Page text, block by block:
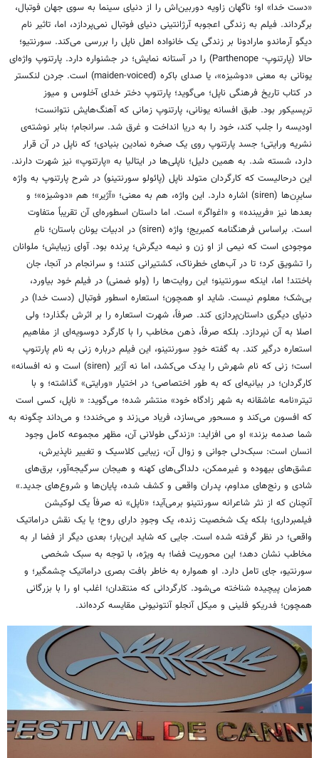
«دست خدا» او؛ ناگهان زاویه دوربین‌اش را از دنیای سینما به سوی جهان فوتبال،
برگرداند. فیلم به زندگی اعجوبه آرژانتینی دنیای فوتبال نمی‌پردازد، اما، تاثیر نام
دیگو آرماندو مارادونا بر زندگی یک خانواده اهل ناپل را بررسی می‌کند. سورنتیو؛
حالا (پارتنوپ- Parthenope) را در آستانه نمایش؛ در جشنواره دارد. پارتنوپ واژه‌ای
یونانی به معنی «دوشیزه»، یا صدای باکره (maiden-voiced) است. جردن لنکستر
در کتاب تاریخ فرهنگی ناپل؛ می‌گوید؛ پارتنوپ دختر خدای آخلوس و میوز
ترپسیکور بود. طبق افسانه یونانی، پارتنوپ زمانی که آهنگ‌هایش نتوانست؛
اودیسه را جلب کند، خود را به دریا انداخت و غرق شد. سرانجام؛ بنابر نوشته‌ی
نشریه ورایتی؛ جسد پارتنوپ روی یک صخره نمادین بنیادی؛ که ناپل در آن قرار
دارد، شسته شد. به همین دلیل؛ ناپلی‌ها در ایتالیا به «پارتنوپ» نیز شهرت دارند.
این درحالیست که کارگردان متولد ناپل (پائولو سورنتینو) در شرح پارتنوپ به واژه
سایرِن‌ها (siren) اشاره دارد. این واژه، هم به معنی؛ «آژیر»؛ هم «دوشیزه»؛ و
بعدها نیز «فریبنده» و «اغواگر» است. اما داستان اسطوره‌ای آن تقریباً متفاوت
است. براساس فرهنگنامه کمبریج؛ واژه (siren) در ادبیات یونان باستان؛ نامِ
موجودی است که نیمی از او زن و نیمه دیگرش؛ پرنده بود. آوای زیبایش؛ ملوانان
را تشویق کرد؛ تا در آب‌های خطرناک، کشتیرانی کنند؛ و سرانجام در آنجا، جان
باختند! اما، اینکه سورنتینو؛ این روایت‌ها را (ولو ضمنی) در فیلم خود بیاورد،
بی‌شک؛ معلوم نیست. شاید او همچون؛ استعاره اسطور فوتبال (دست خدا) در
دنیای دیگری داستان‌پردازی کند. صرفاً، شهرت استعاره را بر اثرش بگذارد؛ ولی
اصلا به آن نپردازد. بلکه صرفاً، ذهن مخاطب را با کارگرد دوسویه‌ای از مفاهیم
استعاره درگیر کند. به گفته خودِ سورنتینو، این فیلم درباره زنی به نام پارتنوپ
است؛ زنی که نام شهرش را یدک می‌کشد، اما نه آژیر (siren) است و نه افسانه»
کارگردان؛ در بیانیه‌ای که به طور اختصاصی؛ در اختیار «ورایتی» گذاشته؛ و با
تیتر«نامه عاشقانه به شهر زادگاه خود» منتشر شده؛ می‌گوید: « ناپل، کسی است
که افسون می‌کند و مسحور می‌سازد، فریاد می‌زند و می‌خندد؛ و می‌داند چگونه به
شما صدمه بزند» او می افزاید: «زندگی طولانی آن، مظهر مجموعه کامل وجود
انسان است: سبک‌دلی جوانی و زوال آن، زیبایی کلاسیک و تغییر ناپذیرش،
عشق‌های بیهوده و غیرممکن، دلداگی‌های کهنه و هیجان سرگیجه‌آور، برق‌های
شادی و رنج‌های مداوم، پدران واقعی و کشف شده، پایان‌ها و شروع‌های جدید.»
آنچنان که از نثر شاعرانه سورنتینو برمی‌آید؛ «ناپل» نه صرفاً یک لوکیشن
فیلمبرداری؛ بلکه یک شخصیت زنده، یک وجودِ دارای روح؛ یا یک نقش دراماتیک
واقعی؛ در نظر گرفته شده است. جایی که شاید این‌بار؛ بعدی دیگر از فضا ار به
مخاطب نشان دهد؛ این محوریت فضا؛ به ویژه، با توجه به سبک شخصی
سورنتیو، جای تامل دارد. او همواره به خاطر بافت بصری دراماتیک چشمگیر؛ و
همزمان پیچیده شناخته می‌شود. کارگردانی که منتقدان؛ اغلب او را با بزرگانی
همچون؛ فدریکو فلینی و میکل آنجلو آنتونیونی مقایسه کرده‌اند.